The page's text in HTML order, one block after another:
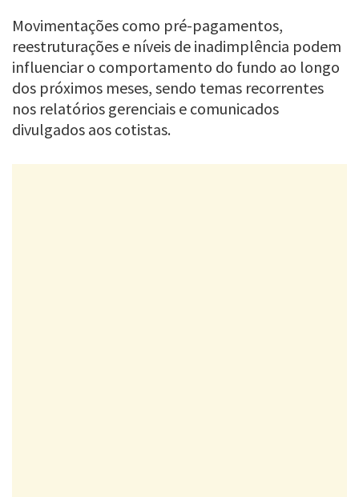
Movimentações como pré-pagamentos,
reestruturações e níveis de inadimplência podem
influenciar o comportamento do fundo ao longo
dos próximos meses, sendo temas recorrentes
nos relatórios gerenciais e comunicados
divulgados aos cotistas.